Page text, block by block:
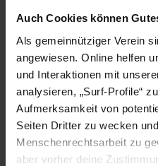
Auch Cookies können
Als gemeinnütziger Verein
angewiesen. Online helfen
und Interaktionen mit
analysieren, „Surf-Profile“
Aufmerksamkeit von
Seiten Dritter zu wecken
Menschenrechtsarbeit zu
aber vorher deine
faires Gerichtsverfahren
bei den Behörden darauf
Maryam Kallis nicht
misshandelt wird;
begrüßen, dass Maryam
Angehörigen des
durfte und darauf
von britischen Beamten